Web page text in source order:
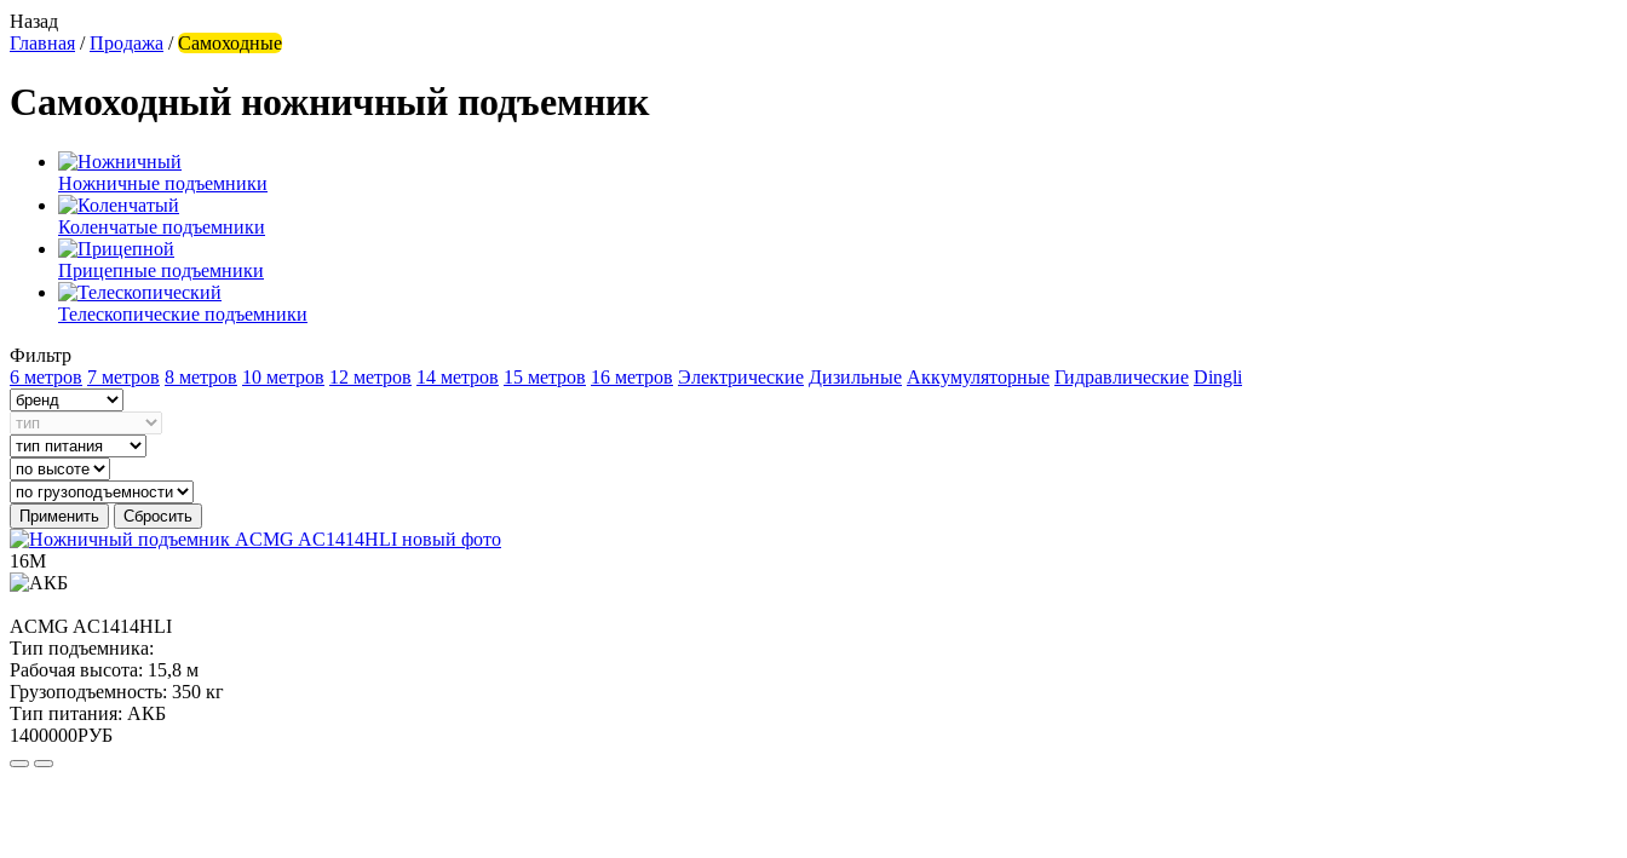
Назад
Главная / Продажа / Самоходные
Самоходный ножничный подъемник
Ножничные подъемники
Коленчатые подъемники
Прицепные подъемники
Телескопические подъемники
Фильтр
6 метров 7 метров 8 метров 10 метров 12 метров 14 метров 15 метров 16 метров Электрические Дизильные Аккумуляторные Гидравлические Dingli
Применить Сбросить
16М
ACMG AC1414HLI
Тип подъемника:
Рабочая высота: 15,8 м
Грузоподъемность: 350 кг
Тип питания: АКБ
1400000РУБ